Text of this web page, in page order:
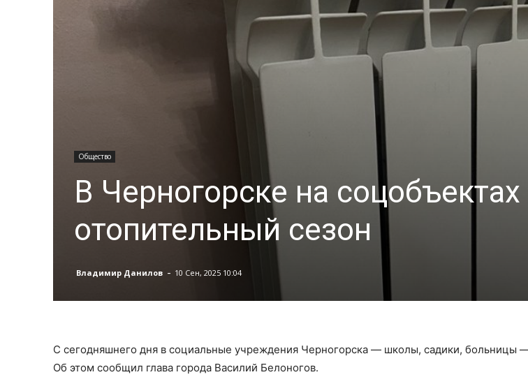
Общество
В Черногорске на соцобъектах
отопительный сезон
Владимир Данилов - 10 Сен, 2025 10:04
С сегодняшнего дня в социальные учреждения Черногорска — школы, садики, больницы —
Об этом сообщил глава города Василий Белоногов.